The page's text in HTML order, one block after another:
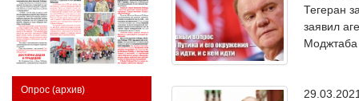
Опрос (архив)
Тегеран
заявил